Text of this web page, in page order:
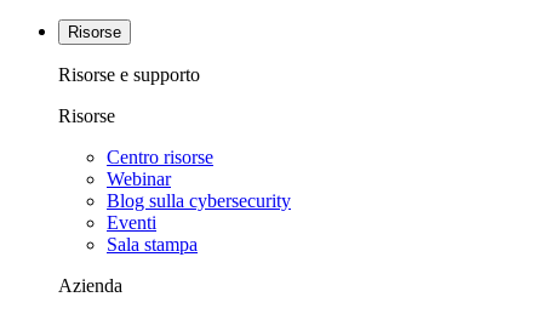
Risorse
Risorse e supporto
Risorse
Centro risorse
Webinar
Blog sulla cybersecurity
Eventi
Sala stampa
Azienda